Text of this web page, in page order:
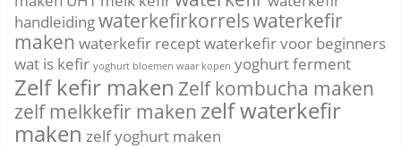
handleidingwaterkefirkorrelswaterkefir
maken waterkefir receptwaterkefir voor beginners
wat is kefir yoghurt bloemen waar kopen yoghurt ferment
Zelf kefir maken Zelf kombucha maken
zelf melkkefir maken zelf waterkefir
maken zelf yoghurt maken